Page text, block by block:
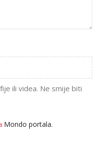
ili videa. Ne smije biti
Mondo portala.